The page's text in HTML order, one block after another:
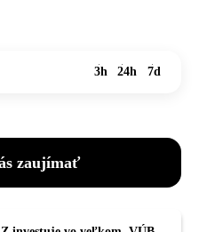
3h 24h 7d
zaujímať